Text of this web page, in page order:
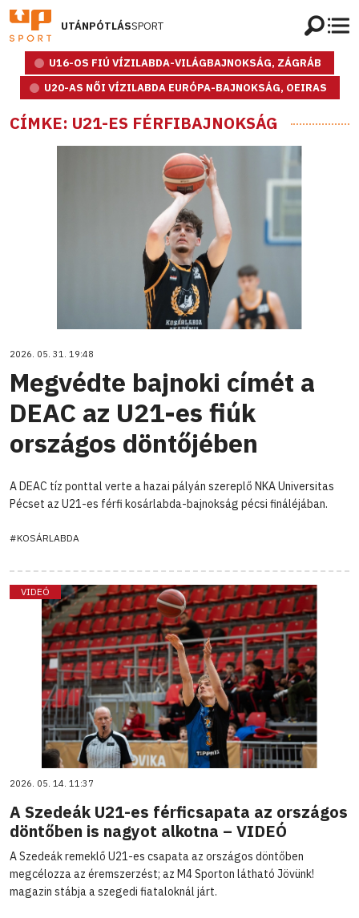
UTÁNPÓTLÁSSPORT
U16-OS FIÚ VÍZILABDA-VILÁGBAJNOKSÁG, ZÁGRÁB
U20-AS NŐI VÍZILABDA EURÓPA-BAJNOKSÁG, OEIRAS
CÍMKE: U21-ES FÉRFIBAJNOKSÁG
2026. 05. 31. 19:48
Megvédte bajnoki címét a
DEAC az U21-es fiúk
országos döntőjében
A DEAC tíz ponttal verte a hazai pályán szereplő NKA Universitas
Pécset az U21-es férfi kosárlabda-bajnokság pécsi fináléjában.
#KOSÁRLABDA
VIDEÓ
2026. 05. 14. 11:37
A Szedeák U21-es férficsapata az országos
döntőben is nagyot alkotna – VIDEÓ
A Szedeák remeklő U21-es csapata az országos döntőben
megcélozza az éremszerzést; az M4 Sporton látható Jövünk!
magazin stábja a szegedi fiataloknál járt.